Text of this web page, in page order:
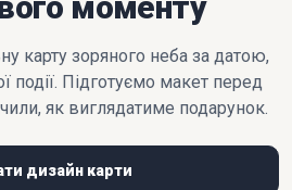
карту зоряного неба за датою,
події. Підготуємо макет перед
як виглядатиме подарунок.
дизайн карти